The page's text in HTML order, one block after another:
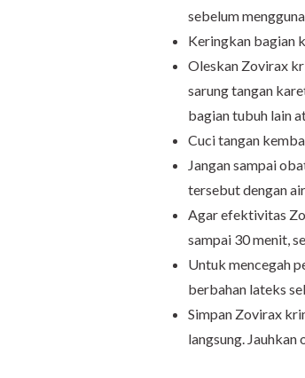
sebelum
Keringkan bagian
Oleskan Zovirax
sarung tangan
bagian tubuh lain
Cuci tangan
Jangan sampai
tersebut dengan
Agar efektivitas
sampai 30 menit,
Untuk mencegah
berbahan lateks
Simpan Zovirax
langsung.